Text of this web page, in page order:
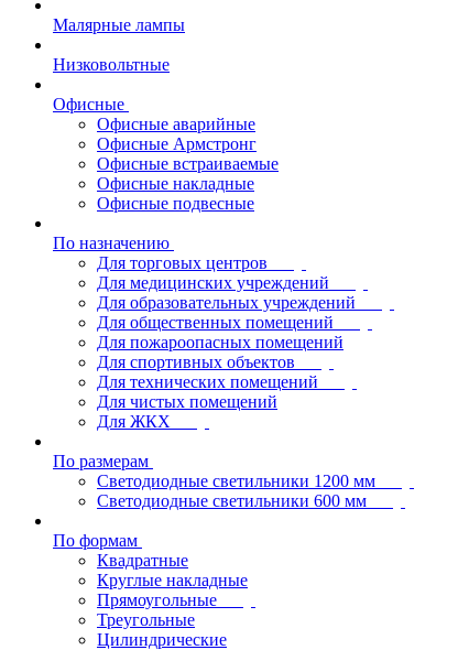
Малярные лампы
Низковольтные
Офисные
Офисные аварийные
Офисные Армстронг
Офисные встраиваемые
Офисные накладные
Офисные подвесные
По назначению
Для торговых центров
Для медицинских учреждений
Для образовательных учреждений
Для общественных помещений
Для пожароопасных помещений
Для спортивных объектов
Для технических помещений
Для чистых помещений
Для ЖКХ
По размерам
Светодиодные светильники 1200 мм
Светодиодные светильники 600 мм
По формам
Квадратные
Круглые накладные
Прямоугольные
Треугольные
Цилиндрические